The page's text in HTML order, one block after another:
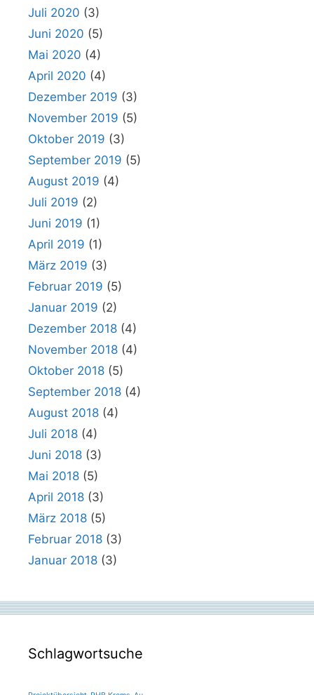
Juli 2020 (3)
Juni 2020 (5)
Mai 2020 (4)
April 2020 (4)
Dezember 2019 (3)
November 2019 (5)
Oktober 2019 (3)
September 2019 (5)
August 2019 (4)
Juli 2019 (2)
Juni 2019 (1)
April 2019 (1)
März 2019 (3)
Februar 2019 (5)
Januar 2019 (2)
Dezember 2018 (4)
November 2018 (4)
Oktober 2018 (5)
September 2018 (4)
August 2018 (4)
Juli 2018 (4)
Juni 2018 (3)
Mai 2018 (5)
April 2018 (3)
März 2018 (5)
Februar 2018 (3)
Januar 2018 (3)
Schlagwortsuche